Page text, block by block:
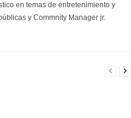
en temas de entretenimiento y
y Commnity Manager jr.